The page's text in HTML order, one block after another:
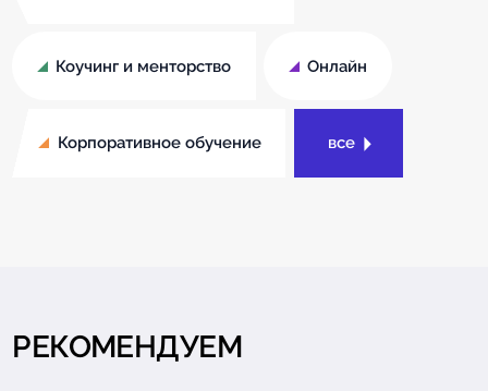
Коучинг и менторство Онлайн
Корпоративное обучение все
РЕКОМЕНДУЕМ